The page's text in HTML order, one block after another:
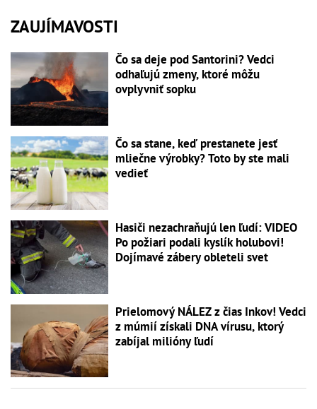
ZAUJÍMAVOSTI
Čo sa deje pod Santorini? Vedci
odhaľujú zmeny, ktoré môžu
ovplyvniť sopku
Čo sa stane, keď prestanete jesť
mliečne výrobky? Toto by ste mali
vedieť
Hasiči nezachraňujú len ľudí: VIDEO
Po požiari podali kyslík holubovi!
Dojímavé zábery obleteli svet
Prielomový NÁLEZ z čias Inkov! Vedci
z múmií získali DNA vírusu, ktorý
zabíjal milióny ľudí